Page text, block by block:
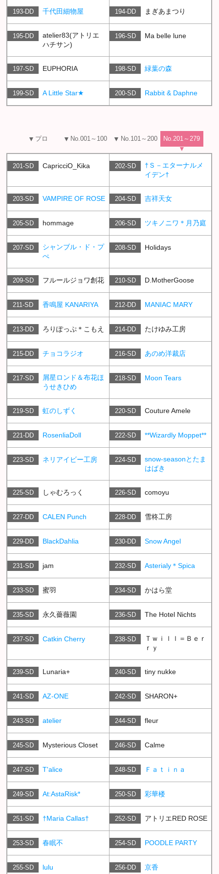
193-DD 千代田細物屋 194-DD まぎあまつり
195-DD
atelier83(アトリエ
ハチサン)
196-SD Ma belle lune
197-SD EUPHORIA 198-SD 緑葉の森
199-SD A Little Star★ 200-SD Rabbit & Daphne
プロ No.001～100 No.101～200 No.201～279
201-SD CapricciO_Kika 202-SD
†Ｓ－エターナルメ
イデン†
203-SD VAMPIRE OF ROSE 204-SD 吉祥天女
205-SD hommage 206-SD ツキノニワ＊月乃庭
207-SD
シャンブル・ド・プ
ぺ
208-SD Holidays
209-SD フルールジョワ創花 210-SD D.MotherGoose
211-SD 香鳴屋 KANARIYA 212-DD MANIAC MARY
213-DD ろりぽっぷ＊こもえ 214-DD たけゆみ工房
215-DD チョコラジオ 216-SD あのめ洋裁店
217-SD
屑星ロンド＆布花ほ
うせきひめ
218-SD Moon Tears
219-SD 虹のしずく 220-SD Couture Amele
221-DD RosenliaDoll 222-SD **Wizardly Moppet**
223-SD ネリアイビー工房 224-SD
snow-seasonとたま
はばき
225-SD しゃむろっく 226-SD comoyu
227-DD CALEN Punch 228-DD 雪柊工房
229-DD BlackDahlia 230-DD Snow Angel
231-SD jam 232-SD Asterialy＊Spica
233-SD 蜜羽 234-SD かはら堂
235-SD 永久薔薇園 236-SD The Hotel Nichts
237-SD Catkin Cherry 238-SD
Ｔｗｉｌｌ＝Ｂｅｒ
ｒｙ
239-SD Lunaria+ 240-SD tiny nukke
241-SD AZ-ONE 242-SD SHARON+
243-SD atelier 244-SD fleur
245-SD Mysterious Closet 246-SD Calme
247-SD T'alice 248-SD Ｆａｔｉｎａ
249-SD At:AstaRisk* 250-SD 彩華楼
251-SD †Maria Callas† 252-SD アトリエRED ROSE
253-SD 春眠不 254-SD POODLE PARTY
255-SD lulu 256-DD 京香